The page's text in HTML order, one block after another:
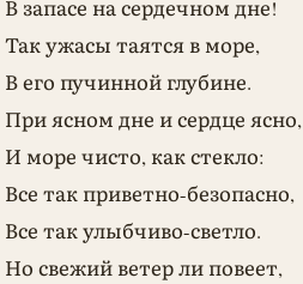
В запасе на сердечном дне!
Так ужасы таятся в море,
В его пучинной глубине.
При ясном дне и сердце ясно,
И море чисто, как стекло:
Все так приветно-безопасно,
Все так улыбчиво-светло.
Но свежий ветер ли повеет,